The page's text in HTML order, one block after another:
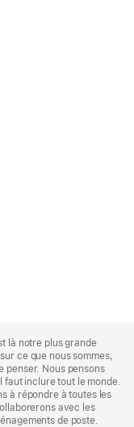
là notre plus grande
ce que nous sommes,
penser. Nous pensons
faut inclure tout le monde.
à répondre à toutes les
avec les
de poste.